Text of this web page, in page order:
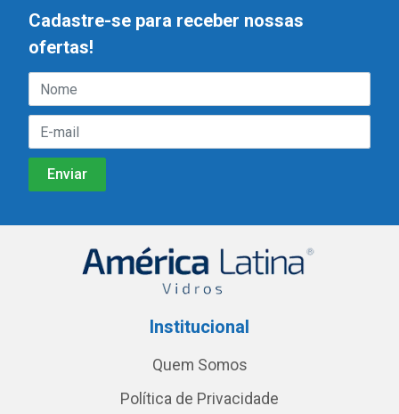
Cadastre-se para receber nossas
ofertas!
Institucional
Quem Somos
Política de Privacidade